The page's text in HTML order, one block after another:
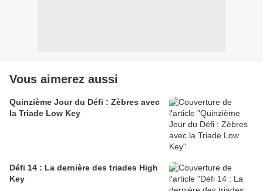
Vous aimerez aussi
Quinzième Jour du Défi : Zèbres avec
la Triade Low Key
Défi 14 : La dernière des triades High
Key